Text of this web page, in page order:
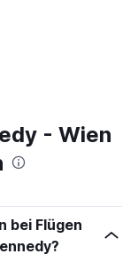
- Wien
bei Flügen